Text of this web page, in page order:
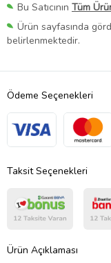
Bu Satıcının Tüm
Ürün sayfasında
belirlenmektedir.
Ödeme Seçenekleri
Taksit Seçenekleri
Ürün Açıklaması